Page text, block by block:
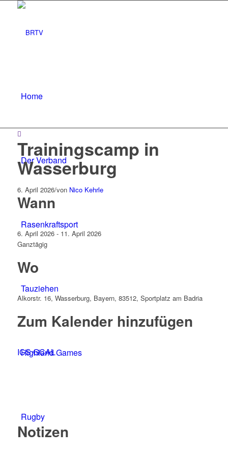
Home
Der Verband
Rasenkraftsport
Tauziehen
Highland Games
Rugby
Trainingscamp in
Wasserburg
6. April 2026/von Nico Kehrle
Wann
6. April 2026 - 11. April 2026
Ganztägig
Wo
Alkorstr. 16, Wasserburg, Bayern, 83512, Sportplatz am Badria
Zum Kalender hinzufügen
ICSGCAL
Notizen